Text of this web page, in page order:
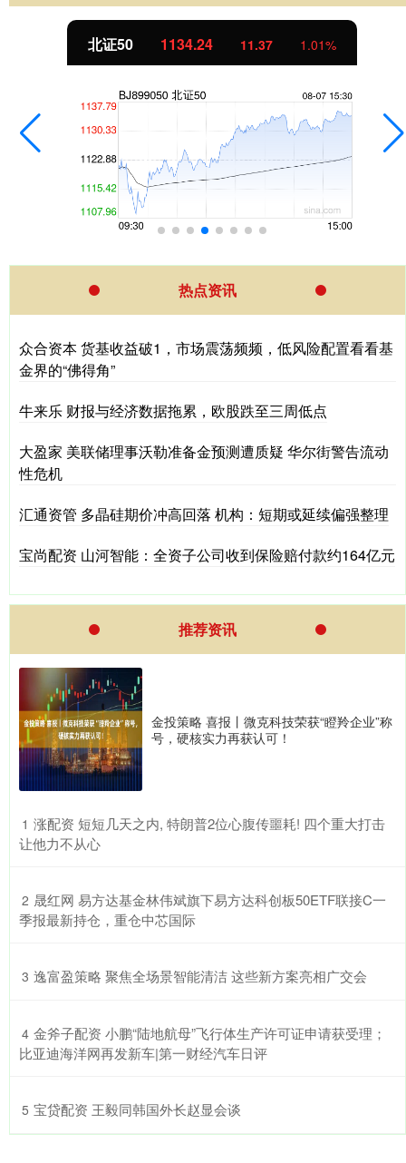
北证50 1134.24 11.37 1.01%
热点资讯
众合资本 货基收益破1，市场震荡频频，低风险配置看看基
金界的“佛得角”
牛来乐 财报与经济数据拖累，欧股跌至三周低点
大盈家 美联储理事沃勒准备金预测遭质疑 华尔街警告流动
性危机
汇通资管 多晶硅期价冲高回落 机构：短期或延续偏强整理
宝尚配资 山河智能：全资子公司收到保险赔付款约164亿元
推荐资讯
金投策略 喜报丨微克科技荣获“瞪羚企业”称
号，硬核实力再获认可！
1 ​涨配资 短短几天之内, 特朗普2位心腹传噩耗! 四个重大打击
让他力不从心
2 ​晟红网 易方达基金林伟斌旗下易方达科创板50ETF联接C一
季报最新持仓，重仓中芯国际
3 ​逸富盈策略 聚焦全场景智能清洁 这些新方案亮相广交会
4 ​金斧子配资 小鹏“陆地航母”飞行体生产许可证申请获受理；
比亚迪海洋网再发新车|第一财经汽车日评
5 ​宝贷配资 王毅同韩国外长赵显会谈